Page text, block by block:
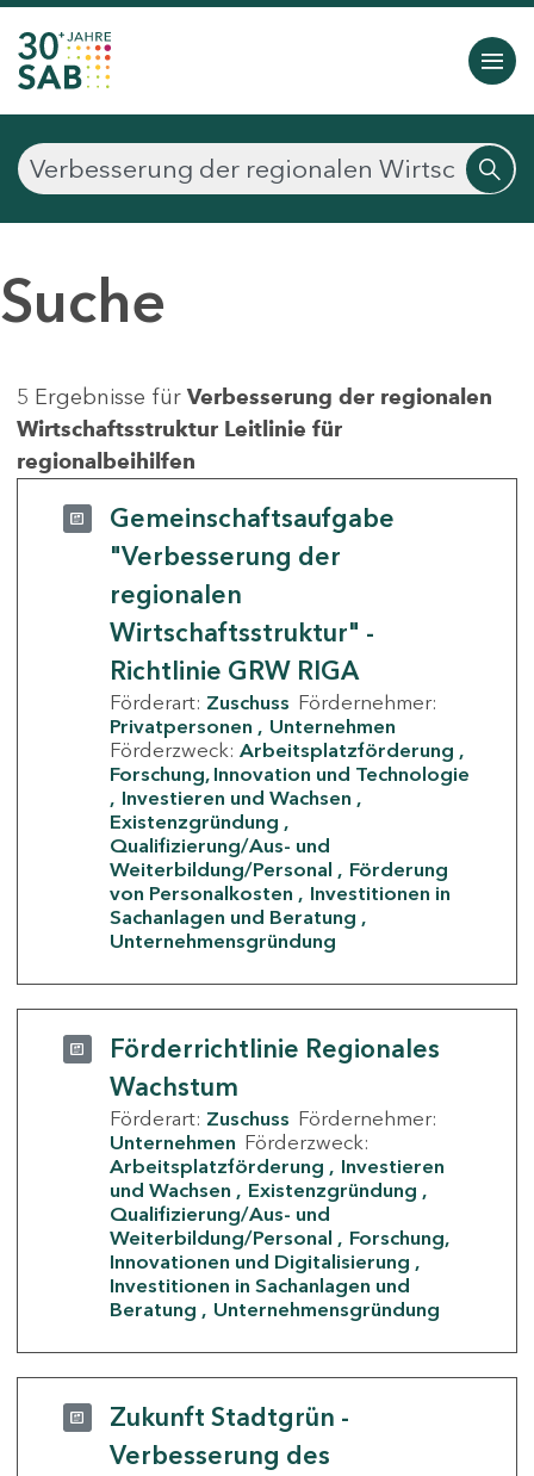
Suche
5 Ergebnisse für Verbesserung der regionalen
Wirtschaftsstruktur Leitlinie für
regionalbeihilfen
Gemeinschaftsaufgabe
"Verbesserung der
regionalen
Wirtschaftsstruktur" -
Richtlinie GRW RIGA
Förderart: Zuschuss Fördernehmer:
Privatpersonen
Unternehmen
Förderzweck: Arbeitsplatzförderung
Forschung, Innovation und Technologie
Investieren und Wachsen
Existenzgründung
Qualifizierung/Aus- und
Weiterbildung/Personal
Förderung
von Personalkosten
Investitionen in
Sachanlagen und Beratung
Unternehmensgründung
Förderrichtlinie Regionales
Wachstum
Förderart: Zuschuss Fördernehmer:
Unternehmen Förderzweck:
Arbeitsplatzförderung
Investieren
und Wachsen
Existenzgründung
Qualifizierung/Aus- und
Weiterbildung/Personal
Forschung,
Innovationen und Digitalisierung
Investitionen in Sachanlagen und
Beratung
Unternehmensgründung
Zukunft Stadtgrün -
Verbesserung des